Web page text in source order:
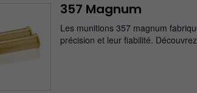
357 Magnum
Les munitions 357 magnum
précision et leur fiabilité.